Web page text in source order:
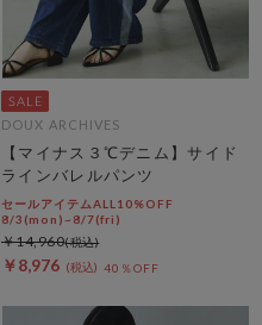
DOUX ARCHIVES
【マイナス３℃デニム】サイド
ラインバレルパンツ
セールアイテムALL10%OFF
8/3(mon)~8/7(fri)
￥8,976 40％OFF
￥14,960